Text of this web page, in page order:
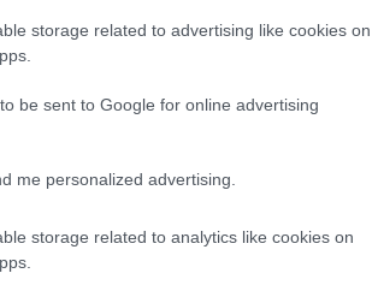
storage related to advertising like cookies on
be sent to Google for online advertising
me personalized advertising.
storage related to analytics like cookies on